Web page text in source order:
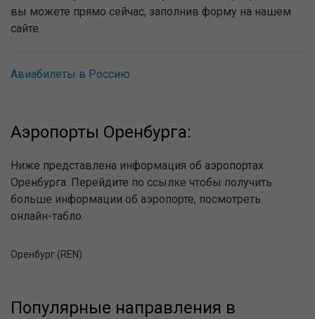
вы можете прямо сейчас, заполнив форму на нашем
сайте.
Авиабилеты в Россию
Аэропорты Оренбурга:
Ниже представлена информация об аэропортах
Оренбурга. Перейдите по ссылке чтобы получить
больше информации об аэропорте, посмотреть
онлайн-табло.
Оренбург (REN)
Популярные направления в